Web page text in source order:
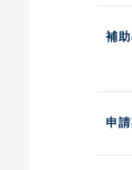
補
申